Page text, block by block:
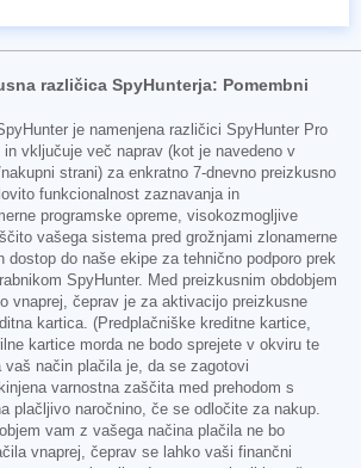
različica SpyHunterja: Pomembni
je namenjena različici SpyHunter Pro
vključuje več naprav (kot je navedeno v
strani) za enkratno 7-dnevno preizkusno
funkcionalnost zaznavanja in
programske opreme, visokozmogljive
vašega sistema pred grožnjami zlonamerne
dostop do naše ekipe za tehnično podporo prek
SpyHunter. Med preizkusnim obdobjem
vnaprej, čeprav je za aktivacijo preizkusne
kartica. (Predplačniške kreditne kartice,
kartice morda ne bodo sprejete v okviru te
vaš način plačila je, da se zagotovi
varnostna zaščita med prehodom s
plačljivo naročnino, če se odločite za nakup.
vam z vašega načina plačila ne bo
vnaprej, čeprav se lahko vaši finančni